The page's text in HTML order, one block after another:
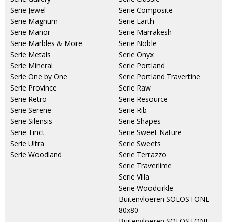
Serie Jewel
Serie Magnum
Serie Manor
Serie Marbles & More
Serie Metals
Serie Mineral
Serie One by One
Serie Province
Serie Retro
Serie Serene
Serie Silensis
Serie Tinct
Serie Ultra
Serie Woodland
Serie Composite
Serie Earth
Serie Marrakesh
Serie Noble
Serie Onyx
Serie Portland
Serie Portland Travertine
Serie Raw
Serie Resource
Serie Rib
Serie Shapes
Serie Sweet Nature
Serie Sweets
Serie Terrazzo
Serie Traverlime
Serie Villa
Serie Woodcirkle
Buitenvloeren SOLOSTONE
80x80